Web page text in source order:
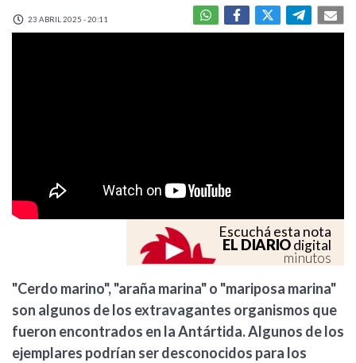
23 ABRIL 2025 - 20:11
Escuchá esta nota
EL DIARIOdigital
minutos
"Cerdo marino", "araña marina" o "mariposa marina"
son algunos de los extravagantes organismos que
fueron encontrados en la Antártida. Algunos de los
ejemplares podrían ser desconocidos para los